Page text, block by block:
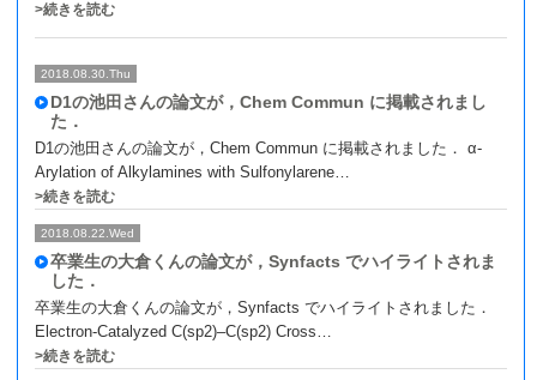
>続きを読む
2018.08.30.Thu
D1の池田さんの論文が，Chem Commun に掲載されまし
た．
D1の池田さんの論文が，Chem Commun に掲載されました． α-
Arylation of Alkylamines with Sulfonylarene…
>続きを読む
2018.08.22.Wed
卒業生の大倉くんの論文が，Synfacts でハイライトされま
した．
卒業生の大倉くんの論文が，Synfacts でハイライトされました．
Electron-Catalyzed C(sp2)–C(sp2) Cross…
>続きを読む